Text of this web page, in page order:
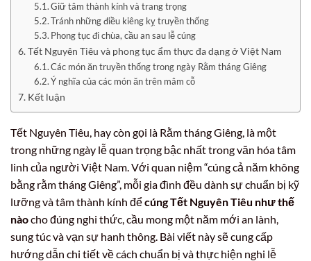
Giữ tâm thành kính và trang trọng
Tránh những điều kiêng kỵ truyền thống
Phong tục đi chùa, cầu an sau lễ cúng
Tết Nguyên Tiêu và phong tục ẩm thực đa dạng ở Việt Nam
Các món ăn truyền thống trong ngày Rằm tháng Giêng
Ý nghĩa của các món ăn trên mâm cỗ
Kết luận
Tết Nguyên Tiêu, hay còn gọi là Rằm tháng Giêng, là một
trong những ngày lễ quan trọng bậc nhất trong văn hóa tâm
linh của người Việt Nam. Với quan niệm “cúng cả năm không
bằng rằm tháng Giêng”, mỗi gia đình đều dành sự chuẩn bị kỹ
lưỡng và tâm thành kính đểcúng Tết Nguyên Tiêu như thế
nàocho đúng nghi thức, cầu mong một năm mới an lành,
sung túc và vạn sự hanh thông. Bài viết này sẽ cung cấp
hướng dẫn chi tiết về cách chuẩn bị và thực hiện nghi lễ